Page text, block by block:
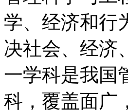
学、经济和行
决社会、经济
一学科是我国
科，覆盖面广